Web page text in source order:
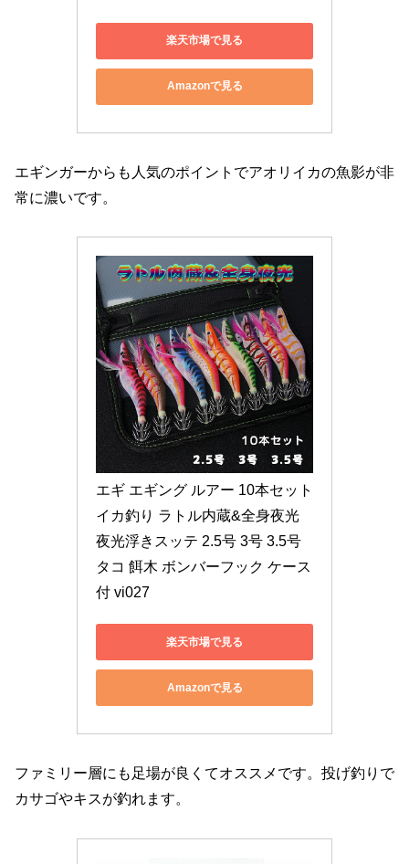
楽天市場で見る
Amazonで見る
エギンガーからも人気のポイントでアオリイカの魚影が非
常に濃いです。
エギ エギング ルアー 10本セット
イカ釣り ラトル内蔵&全身夜光
夜光浮きスッテ 2.5号 3号 3.5号
タコ 餌木 ボンバーフック ケース
付 vi027
楽天市場で見る
Amazonで見る
ファミリー層にも足場が良くてオススメです。投げ釣りで
カサゴやキスが釣れます。